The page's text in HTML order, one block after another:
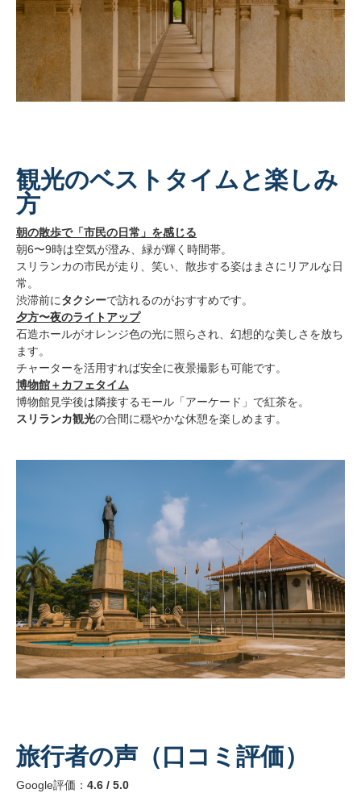
観光のベストタイムと楽しみ
方
朝の散歩で「市民の日常」を感じる
朝6〜9時は空気が澄み、緑が輝く時間帯。
スリランカの市民が走り、笑い、散歩する姿はまさにリアルな日
常。
渋滞前にタクシーで訪れるのがおすすめです。
夕方〜夜のライトアップ
石造ホールがオレンジ色の光に照らされ、幻想的な美しさを放ち
ます。
チャーターを活用すれば安全に夜景撮影も可能です。
博物館＋カフェタイム
博物館見学後は隣接するモール「アーケード」で紅茶を。
スリランカ観光の合間に穏やかな休憩を楽しめます。
旅行者の声（口コミ評価）
Google評価： 4.6 / 5.0